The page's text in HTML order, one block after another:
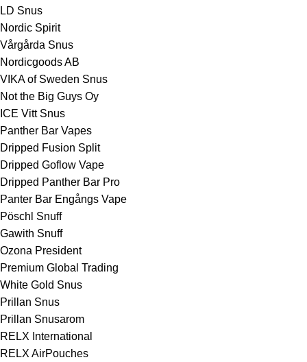
LD Snus
Nordic Spirit
Vårgårda Snus
Nordicgoods AB
VIKA of Sweden Snus
Not the Big Guys Oy
ICE Vitt Snus
Panther Bar Vapes
Dripped Fusion Split
Dripped Goflow Vape
Dripped Panther Bar Pro
Panter Bar Engångs Vape
Pöschl Snuff
Gawith Snuff
Ozona President
Premium Global Trading
White Gold Snus
Prillan Snus
Prillan Snusarom
RELX International
RELX AirPouches